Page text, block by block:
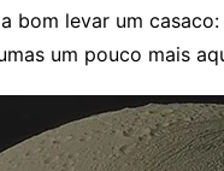
bom levar um
um pouco mais